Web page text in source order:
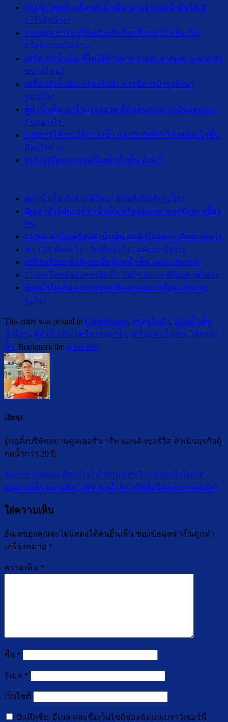
10 ประโยชน์ เครื่องทำน้ำเย็น นอกจากกดน้ำดื่มได้ มี
อะไรอีกบ้าง?
8 เหตุผล ทำไมบริษัทต้องติดตั้งเครื่องทำน้ำเย็น เป็น
สวัสดิการพนักงาน
เครื่องทำน้ำเย็น ที่ไม่ได้ล้างทำความสะอาดเลย จะน่ากลัว
ขนาดไหน?
เครื่องทำน้ำเย็น กรองในตัว ควรมีการบำรุงรักษา
อย่างไร?
ตู้ทำน้ำเย็น vs น้ำบรรจุขวด มีต้นทุนทางการเงินแตกต่าง
กันอย่างไร?
อายุการใช้งานไส้กรองน้ำ และปัจจัยที่ทำให้อุดตันเร็วขึ้น
มีอะไรบ้าง?
ระวังอุบัติเหตุจากเครื่องทำน้ำเย็น ถังคว่ำ
ตู้ทำน้ำเย็น ถังล่าง ดีไหม? มีข้อดี-ข้อเสียอะไร?
ปัญหาทั่วไปของตู้ทำน้ำเย็น พร้อมแนวทางแก้ปัญหาเบื้อง
ต้น
15 ข้อ! ทำไมเครื่องทำน้ำเย็น กดน้ำไม่ออก? เกิดจากอะไร
ค่า TDS คืออะไร? วัดเพื่ออะไร? ฉบับเข้าใจง่าย
เปรียบเทียบ! ข้อดี-ข้อเสีย ตู้กดน้ำเย็น แต่ละประเภท
15 ประโยชน์ของการดื่มน้ำ ในด้านต่างๆ ที่คุณคาดไม่ถึง
ตู้กดน้ำไม่เย็น อาการซ่อมที่เจอบ่อยมากที่สุด เกิดจาก
อะไร?
This entry was posted in Ultrafiltration, กรองในตัว, ตู้กดน้ำเย็น
น้ำร้อน, ตู้ทำน้ำเย็น, เครื่องกรองน้ำ, เครื่องทำน้ำเย็น,ไส้กรอง
น้ำ. Bookmark the permalink.
เฮียชุง
ผู้ก่อตั้งบริษัทสยามคูลเลอร์ มาร์ท แอนด์ เซอร์วิส ดำเนินธุรกิจตู้
กดน้ำกว่า 20 ปี
Reverse Osmosis คืออะไร? ทำงานอย่างไร? ฉบับเข้าใจง่าย
คุณภาพน้ำ หมายถึง? ปรับปรุงน้ำยังไงให้ดื่มได้อย่างปลอดภัย?
ใส่ความเห็น
อีเมลของคุณจะไม่แสดงให้คนอื่นเห็น ช่องข้อมูลจำเป็นถูกทำ
เครื่องหมาย *
ความเห็น *
ชื่อ *
อีเมล *
เว็บไซต์
บันทึกชื่อ, อีเมล และชื่อเว็บไซต์ของฉันบนเบราว์เซอร์นี้